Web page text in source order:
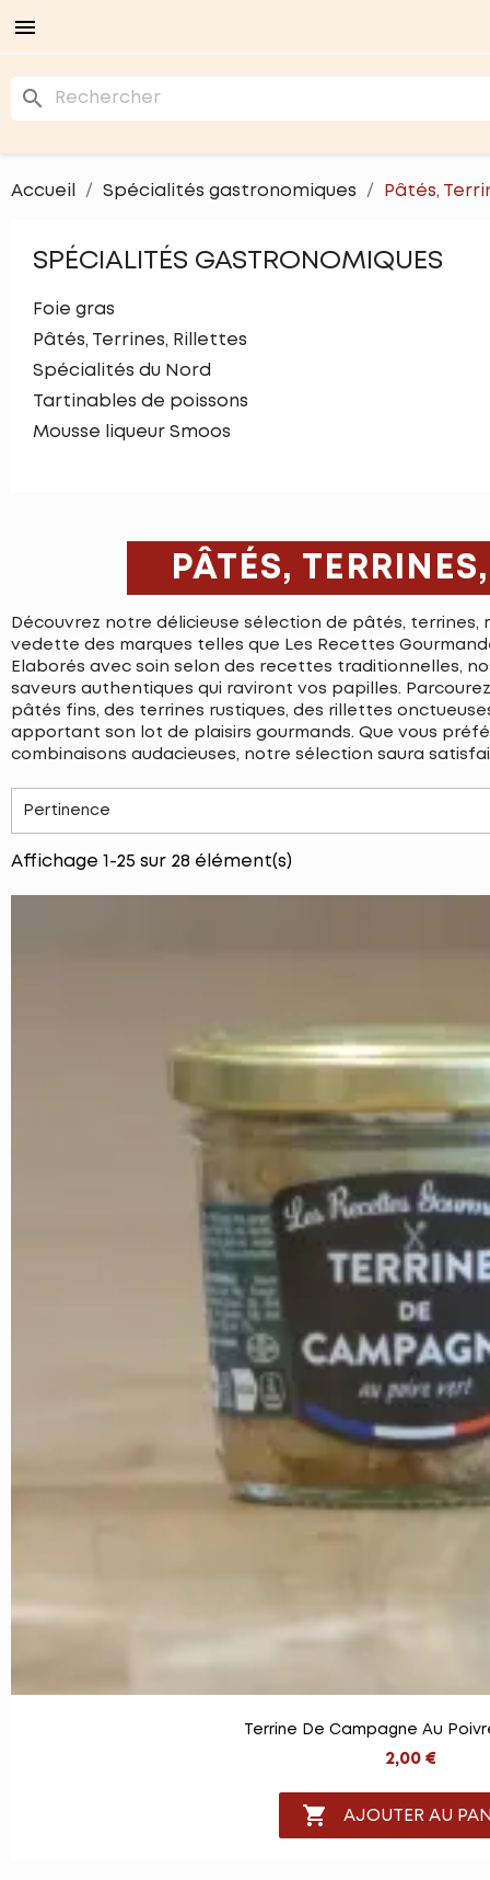

search
Accueil Spécialités gastronomiques Pâtés,
SPÉCIALITÉS GASTRONOMIQUES
Foie gras
Pâtés, Terrines, Rillettes
Spécialités du Nord
Tartinables de poissons
Mousse liqueur Smoos
PÂTÉS,
Découvrez notre délicieuse sélection de pâtés,
vedette des marques telles que Les Recettes
Elaborés avec soin selon des recettes traditionnelles,
saveurs authentiques qui raviront vos papilles.
pâtés fins, des terrines rustiques, des rillettes
apportant son lot de plaisirs gourmands. Que vous
combinaisons audacieuses, notre sélection saura
Pertinence
Affichage 1-25 sur 28 élément(s)
Terrine De Campagne Au
2,00 €
 AJOUTER AU